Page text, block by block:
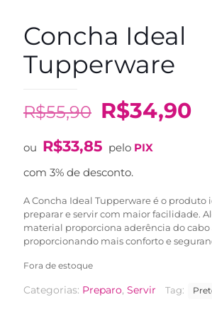
Concha Ideal
Tupperware
R$55,90 O
original
era:
R$55,90.
R$34,90O
ou R$33,85 pelo PIX
com 3% de desconto.
A Concha Ideal Tupperware é o produto
preparar e servir com maior facilidade.
material proporciona aderência do cabo
proporcionando mais conforto e
Fora de estoque
Categorias: Preparo, Servir Tag: